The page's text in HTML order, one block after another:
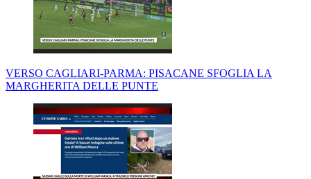
VERSO CAGLIARI-PARMA: PISACANE SFOGLIA LA
MARGHERITA DELLE PUNTE